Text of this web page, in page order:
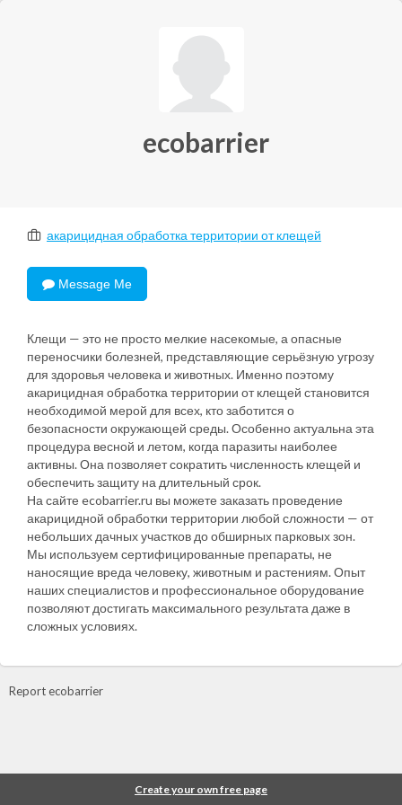
ecobarrier
акарицидная обработка территории от клещей
Message Me
Клещи — это не просто мелкие насекомые, а опасные
переносчики болезней, представляющие серьёзную угрозу
для здоровья человека и животных. Именно поэтому
акарицидная обработка территории от клещей становится
необходимой мерой для всех, кто заботится о
безопасности окружающей среды. Особенно актуальна эта
процедура весной и летом, когда паразиты наиболее
активны. Она позволяет сократить численность клещей и
обеспечить защиту на длительный срок.
На сайте ecobarrier.ru вы можете заказать проведение
акарицидной обработки территории любой сложности — от
небольших дачных участков до обширных парковых зон.
Мы используем сертифицированные препараты, не
наносящие вреда человеку, животным и растениям. Опыт
наших специалистов и профессиональное оборудование
позволяют достигать максимального результата даже в
сложных условиях.
Report ecobarrier
Create your own free page